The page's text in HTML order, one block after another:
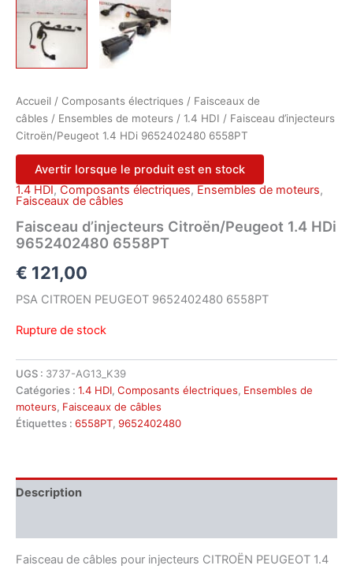
Accueil / Composants électriques / Faisceaux de
câbles / Ensembles de moteurs / 1.4 HDI / Faisceau d’injecteurs
Citroën/Peugeot 1.4 HDi 9652402480 6558PT
Avertir lorsque le produit est en stock
1.4 HDI, Composants électriques, Ensembles de moteurs,
Faisceaux de câbles
Faisceau d’injecteurs Citroën/Peugeot 1.4 HDi
9652402480 6558PT
€ 121,00
PSA CITROEN PEUGEOT 9652402480 6558PT
Rupture de stock
UGS : 3737-AG13_K39
Catégories : 1.4 HDI, Composants électriques, Ensembles de
moteurs, Faisceaux de câbles
Étiquettes : 6558PT, 9652402480
Description
Faisceau de câbles pour injecteurs CITROËN PEUGEOT 1.4